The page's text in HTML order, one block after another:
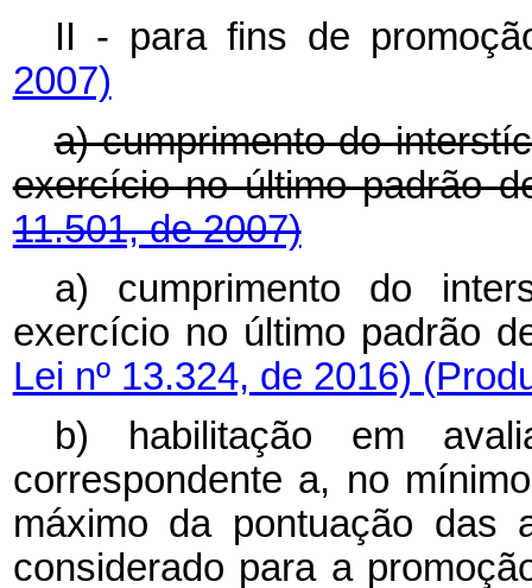
II - para fins de
2007)
a) cumprimento do
exercício no último padrão
11.501, de 2007)
a) cumprimento do
exercício no último padrão
Lei nº 13.324, de 2016)
b) habilitação em
correspondente a, no
máximo da pontuação das
considerado para a